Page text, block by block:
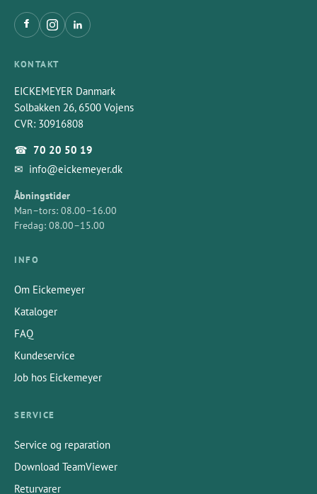
KONTAKT
EICKEMEYER Danmark
Solbakken 26, 6500 Vojens
CVR: 30916808
☎ 70 20 50 19
✉ info@eickemeyer.dk
Åbningstider
Man–tors: 08.00–16.00
Fredag: 08.00–15.00
INFO
Om Eickemeyer
Kataloger
FAQ
Kundeservice
Job hos Eickemeyer
SERVICE
Service og reparation
Download TeamViewer
Returvarer